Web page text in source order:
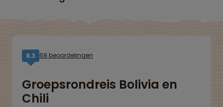
8,3 68 beoordelingen
Groepsrondreis Bolivia en
Chili